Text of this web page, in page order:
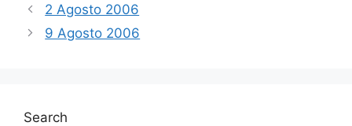
2 Agosto 2006
9 Agosto 2006
Search